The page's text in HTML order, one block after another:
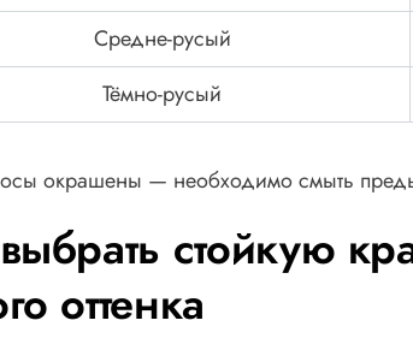
Средне-русый
Тёмно-русый
окрашены — необходимо смыть
стойкую
оттенка